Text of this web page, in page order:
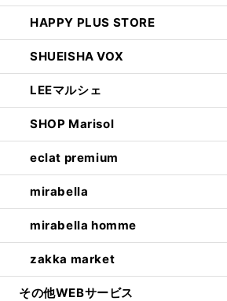
HAPPY PLUS STORE
SHUEISHA VOX
LEEマルシェ
SHOP Marisol
eclat premium
mirabella
mirabella homme
zakka market
その他WEBサービス